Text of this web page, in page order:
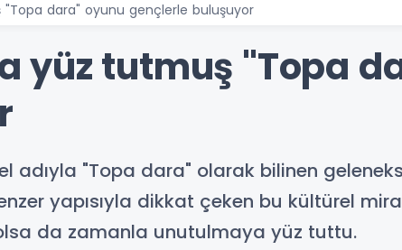
dara" oyunu gençlerle buluşuyor
yüz tutmuş "Topa
adıyla "Topa dara" olarak bilinen
yapısıyla dikkat çeken bu kültürel
da zamanla unutulmaya yüz tuttu.